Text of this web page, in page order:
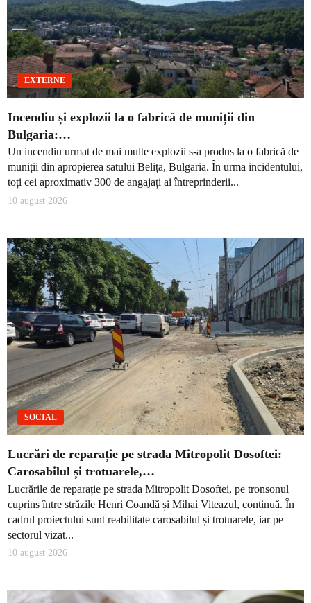
EXTERNE
Incendiu și explozii la o fabrică de muniții din
Bulgaria:…
Un incendiu urmat de mai multe explozii s-a produs la o fabrică de
muniții din apropierea satului Belița, Bulgaria. În urma incidentului,
toți cei aproximativ 300 de angajați ai întreprinderii...
10 august 2026
SOCIAL
Lucrări de reparație pe strada Mitropolit Dosoftei:
Carosabilul și trotuarele,…
Lucrările de reparație pe strada Mitropolit Dosoftei, pe tronsonul
cuprins între străzile Henri Coandă și Mihai Viteazul, continuă. În
cadrul proiectului sunt reabilitate carosabilul și trotuarele, iar pe
sectorul vizat...
10 august 2026